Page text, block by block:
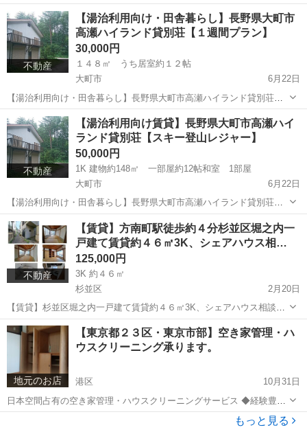
【収益物件】 岩手県奥州市 ＪＲ東北本線(黒磯～利府・盛岡) 水沢駅
建物7棟 本館フロント、食事処、バー 宿泊棟×４(１９客室) 大浴場
ボ...
岩手 奥州市 水沢駅 その他 物件
不動産
【湯治利用向け・田舎暮らし】長野県大町市
高瀬ハイランド貸別荘【１週間プラン】
30,000円
１４８㎡ うち居室約１２帖
大町市
6月22日
【湯治利用向け・田舎暮らし】長野県大町市高瀬ハイランド貸別荘
【１週間より貸出】 長野県大町市平高瀬ハイランド 建物約148㎡ ２
階建 募集中！2026年9月 https://youtu.be/Nc22oT...
長野 大町市 その他 別荘
不動産
【湯治利用向け賃貸】長野県大町市高瀬ハイ
ランド貸別荘【スキー登山レジャー】
50,000円
1K 建物約148㎡ 一部屋約12帖和室 1部屋
大町市
6月22日
【湯治利用向け・田舎暮らし】長野県大町市高瀬ハイランド貸別荘
【スキー登山レジャー】 長野県大町市平高瀬ハイランド 建物約148
㎡ ２階建 【秋シーズン】 2026年9月 募集中！ https://yo...
長野 その他 別荘
不動産
【賃貸】方南町駅徒歩約４分杉並区堀之内一
戸建て賃貸約４６㎡3K、シェアハウス相…
125,000円
3K 約４６㎡
杉並区
2月20日
【賃貸】杉並区堀之内一戸建て賃貸約４６㎡3K、シェアハウス相談
【外国人相談】 杉並区堀之内 丸の内線方南町駅徒歩約４分 新宿、都
心(山手線各駅)に行くのも便利 建物約４６㎡ 3K 和室 和室...
東京 杉並区 一戸建て 徒歩
地元のお店
【東京都２３区・東京市部】空き家管理・ハ
ウスクリーニング承ります。
港区
10月31日
日本空間占有の空き家管理・ハウスクリーニングサービス ◆経験豊富
な総合不動産会社だからできるワンストップサービス 敷金精算交渉 ハ
もっと見る